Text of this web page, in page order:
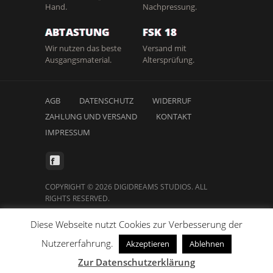
Hand.
Nachpressung.
ABTASTUNG
Wir nutzen das beste
Ausgangsmaterial.
FSK 18
Versand mit
Altersprüfung.
AGB DATENSCHUTZ
WIDERRUF
ZAHLUNG UND VERSAND
KONTAKT
IMPRESSUM
COPYRIGHT © 2026 DIGIDREAMS STUDIOS. ALL
RIGHTS RESERVED.
Vertrag widerrufen
Diese Webseite nutzt Cookies zur Verbesserung der
Nutzererfahrung.
Akzeptieren Ablehnen
Zur Datenschutzerklärung